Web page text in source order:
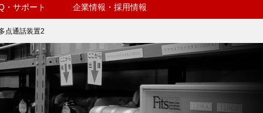
・サポート 企業情報・採用情報
点通話装置2